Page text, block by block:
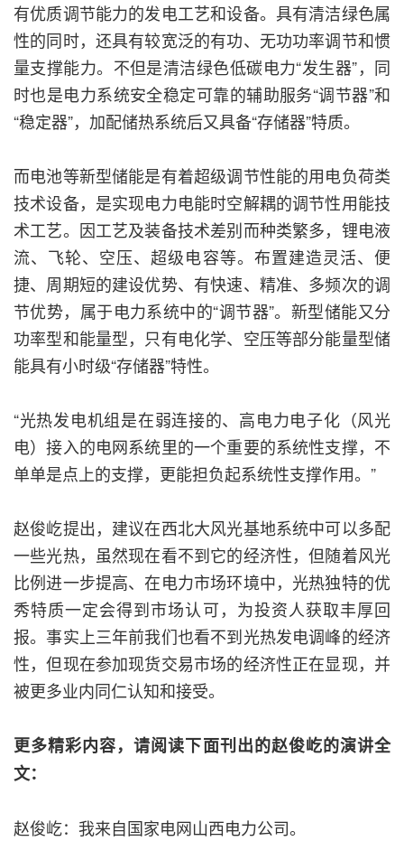
有优质调节能力的发电工艺和设备。具有清洁绿色属
性的同时，还具有较宽泛的有功、无功功率调节和惯
量支撑能力。不但是清洁绿色低碳电力“发生器”，同
时也是电力系统安全稳定可靠的辅助服务“调节器”和
“稳定器”，加配储热系统后又具备“存储器”特质。
而电池等新型储能是有着超级调节性能的用电负荷类
技术设备，是实现电力电能时空解耦的调节性用能技
术工艺。因工艺及装备技术差别而种类繁多，锂电液
流、飞轮、空压、超级电容等。布置建造灵活、便
捷、周期短的建设优势、有快速、精准、多频次的调
节优势，属于电力系统中的“调节器”。新型储能又分
功率型和能量型，只有电化学、空压等部分能量型储
能具有小时级“存储器”特性。
“光热发电机组是在弱连接的、高电力电子化（风光
电）接入的电网系统里的一个重要的系统性支撑，不
单单是点上的支撑，更能担负起系统性支撑作用。”
赵俊屹提出，建议在西北大风光基地系统中可以多配
一些光热，虽然现在看不到它的经济性，但随着风光
比例进一步提高、在电力市场环境中，光热独特的优
秀特质一定会得到市场认可，为投资人获取丰厚回
报。事实上三年前我们也看不到光热发电调峰的经济
性，但现在参加现货交易市场的经济性正在显现，并
被更多业内同仁认知和接受。
更多精彩内容，请阅读下面刊出的赵俊屹的演讲全
文：
赵俊屹：我来自国家电网山西电力公司。